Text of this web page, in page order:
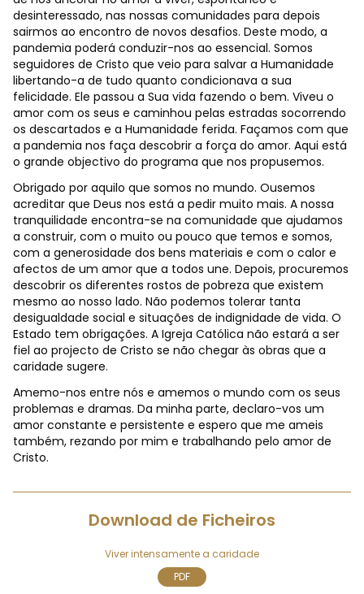
desinteressado, nas nossas comunidades para depois
sairmos ao encontro de novos desafios. Deste modo, a
pandemia poderá conduzir-nos ao essencial. Somos
seguidores de Cristo que veio para salvar a Humanidade
libertando-a de tudo quanto condicionava a sua
felicidade. Ele passou a Sua vida fazendo o bem. Viveu o
amor com os seus e caminhou pelas estradas socorrendo
os descartados e a Humanidade ferida. Façamos com que
a pandemia nos faça descobrir a força do amor. Aqui está
o grande objectivo do programa que nos propusemos.
Obrigado por aquilo que somos no mundo. Ousemos
acreditar que Deus nos está a pedir muito mais. A nossa
tranquilidade encontra-se na comunidade que ajudamos
a construir, com o muito ou pouco que temos e somos,
com a generosidade dos bens materiais e com o calor e
afectos de um amor que a todos une. Depois, procuremos
descobrir os diferentes rostos de pobreza que existem
mesmo ao nosso lado. Não podemos tolerar tanta
desigualdade social e situações de indignidade de vida. O
Estado tem obrigações. A Igreja Católica não estará a ser
fiel ao projecto de Cristo se não chegar às obras que a
caridade sugere.
Amemo-nos entre nós e amemos o mundo com os seus
problemas e dramas. Da minha parte, declaro-vos um
amor constante e persistente e espero que me ameis
também, rezando por mim e trabalhando pelo amor de
Cristo.
Download de Ficheiros
Viver intensamente a caridade
PDF